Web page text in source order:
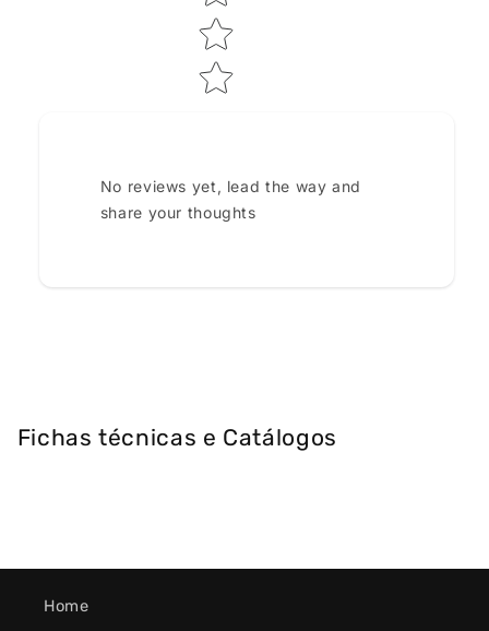
No reviews yet, lead the way and
share your thoughts
Fichas técnicas e Catálogos
Home